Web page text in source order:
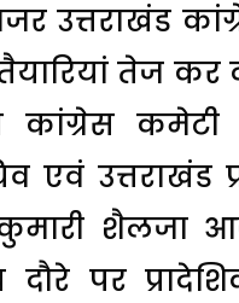
उत्तराखंड
तेज कर
कांग्रेस कमेटी
एवं उत्तराखंड
कुमारी शैलजा
दौरे पर